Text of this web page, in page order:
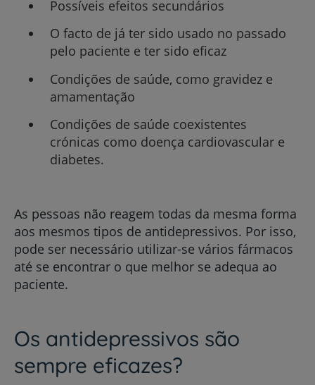
Possíveis efeitos secundários
O facto de já ter sido usado no passado
pelo paciente e ter sido eficaz
Condições de saúde, como gravidez e
amamentação
Condições de saúde coexistentes
crónicas como doença cardiovascular e
diabetes.
As pessoas não reagem todas da mesma forma
aos mesmos tipos de antidepressivos. Por isso,
pode ser necessário utilizar-se vários fármacos
até se encontrar o que melhor se adequa ao
paciente.
Os antidepressivos são
sempre eficazes?